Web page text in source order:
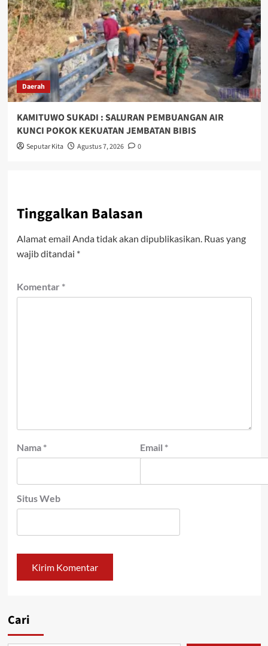
Daerah
KAMITUWO SUKADI : SALURAN PEMBUANGAN AIR
KUNCI POKOK KEKUATAN JEMBATAN BIBIS
Seputar Kita Agustus 7, 2026 0
Tinggalkan Balasan
Alamat email Anda tidak akan dipublikasikan. Ruas yang
wajib ditandai *
Komentar *
Nama * Email *
Situs Web
Cari